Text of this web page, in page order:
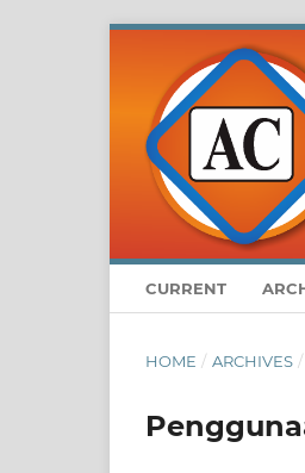
CURRENT
HOME / ARCHIVES /